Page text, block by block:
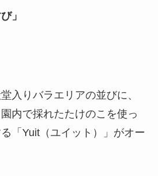
」
入りバラエリアの並びに、
内で採れたたけのこを使っ
「Yuit（ユイット）」がオー